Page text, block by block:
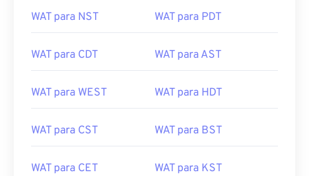
WAT para NST WAT para PDT
WAT para CDT WAT para AST
WAT para WEST WAT para HDT
WAT para CST WAT para BST
WAT para CET WAT para KST